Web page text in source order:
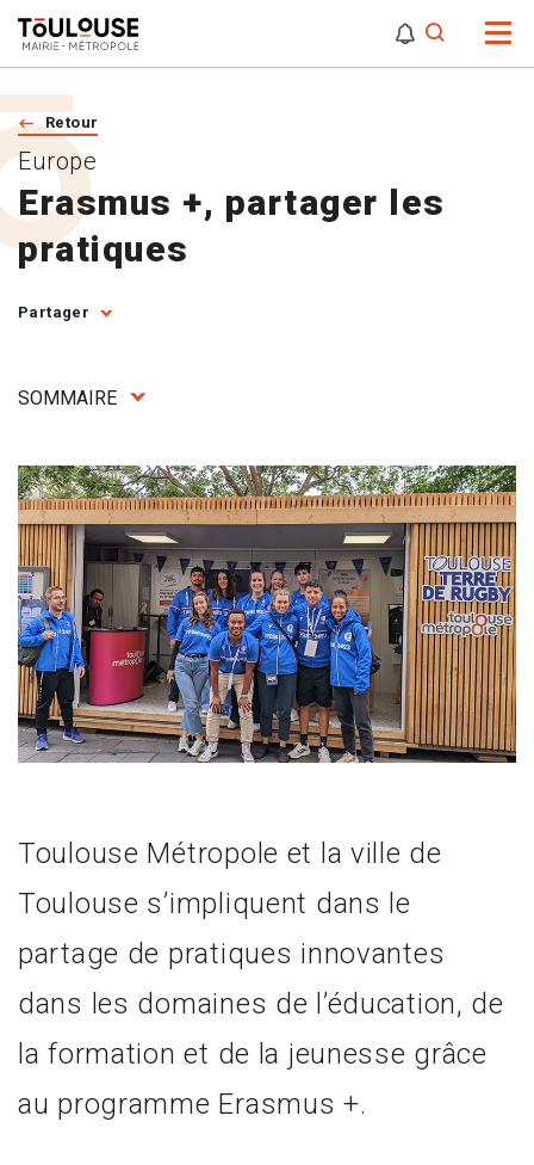
Retour
Erasmus +, partager les
pratiques
Europe
Partager
SOMMAIRE
Toulouse Métropole et la ville de
Toulouse s’impliquent dans le
partage de pratiques innovantes
dans les domaines de l’éducation, de
la formation et de la jeunesse grâce
au programme Erasmus +.